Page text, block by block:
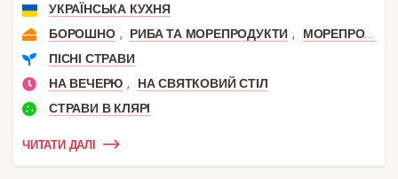
УКРАЇНСЬКА КУХНЯ
БОРОШНО , РИБА ТА МОРЕПРОДУКТИ ,
МОРЕПРОДУКТИ
ПІСНІ СТРАВИ
НА ВЕЧЕРЮ ,
НА СВЯТКОВИЙ СТІЛ
СТРАВИ В КЛЯРІ
ЧИТАТИ ДАЛІ